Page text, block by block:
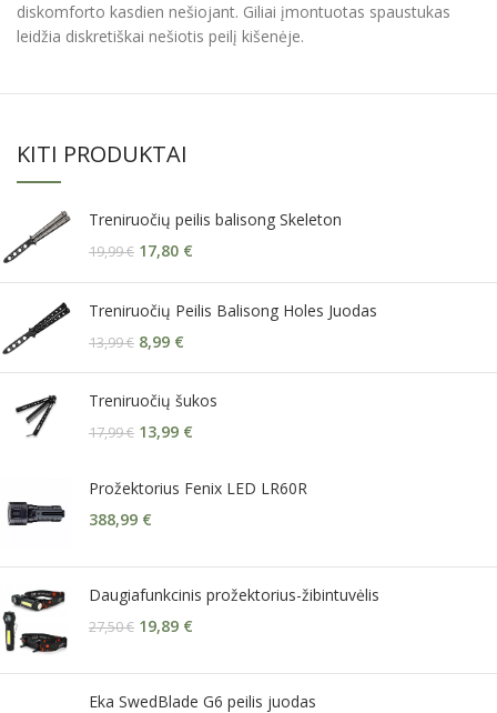
diskomforto kasdien nešiojant. Giliai įmontuotas spaustukas
leidžia diskretiškai nešiotis peilį kišenėje.
KITI PRODUKTAI
Treniruočių peilis balisong Skeleton
19,99€ 17,80 €
Treniruočių Peilis Balisong Holes Juodas
13,99€ 8,99 €
Treniruočių šukos
17,99€ 13,99 €
Prožektorius Fenix LED LR60R
388,99 €
Daugiafunkcinis prožektorius-žibintuvėlis
27,50€ 19,89 €
Eka SwedBlade G6 peilis juodas